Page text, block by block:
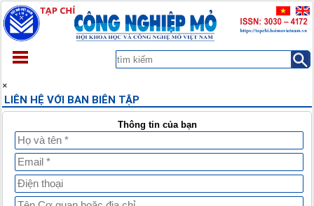
GIỚI THIỆU
XEM TRƯỚC
TÀI LIỆU
THÔNG BÁO
LIÊN HỆ
×
LIÊN HỆ VỚI BAN BIÊN TẬP
Thông tin của bạn